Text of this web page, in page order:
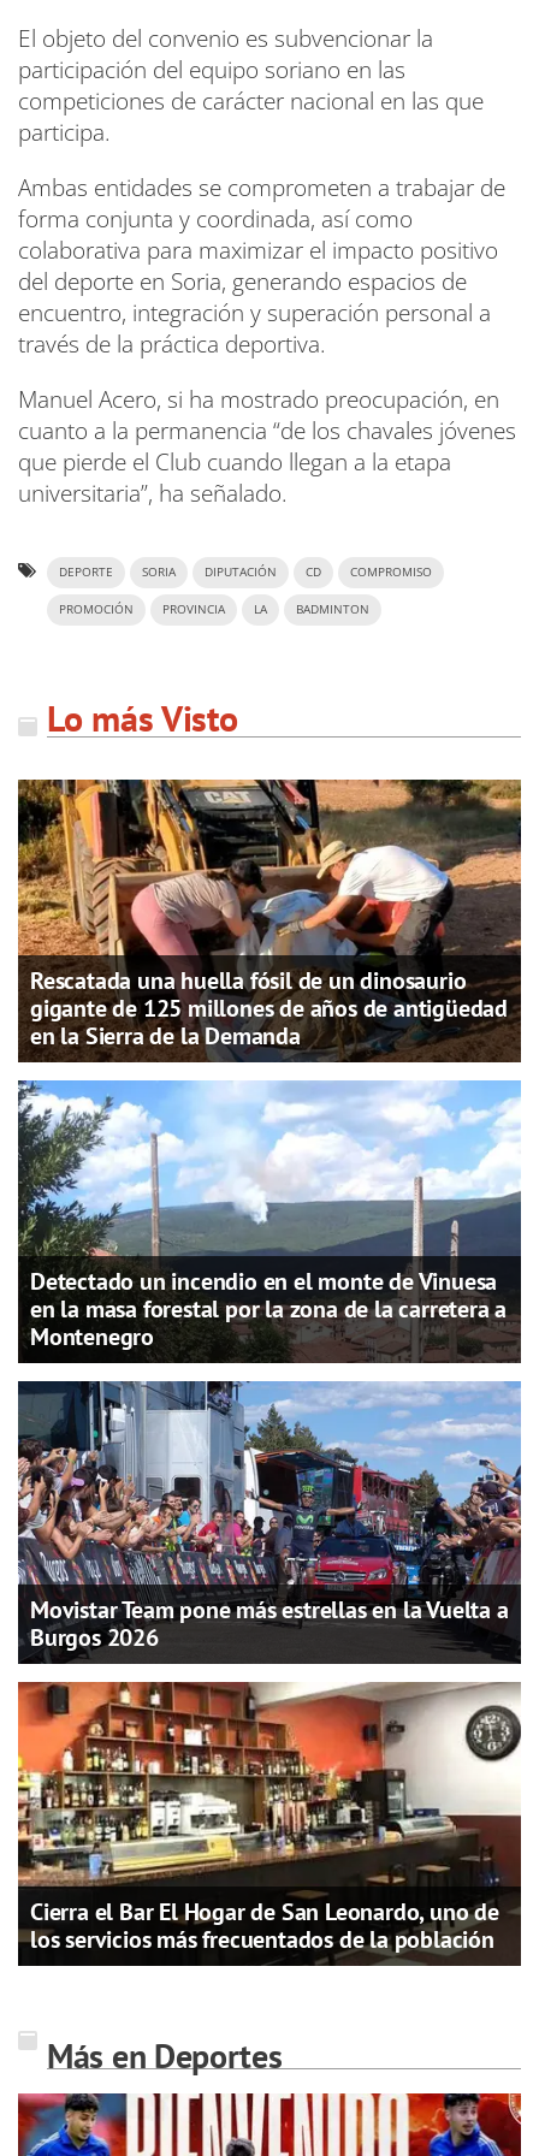
El objeto del convenio es subvencionar la
participación del equipo soriano en las
competiciones de carácter nacional en las que
participa.
Ambas entidades se comprometen a trabajar de
forma conjunta y coordinada, así como
colaborativa para maximizar el impacto positivo
del deporte en Soria, generando espacios de
encuentro, integración y superación personal a
través de la práctica deportiva.
Manuel Acero, si ha mostrado preocupación, en
cuanto a la permanencia “de los chavales jóvenes
que pierde el Club cuando llegan a la etapa
universitaria”, ha señalado.
DEPORTE SORIA DIPUTACIÓN CD COMPROMISO
PROMOCIÓN PROVINCIA LA BADMINTON
Lo más Visto
Rescatada una huella fósil de un dinosaurio
gigante de 125 millones de años de antigüedad
en la Sierra de la Demanda
Detectado un incendio en el monte de Vinuesa
en la masa forestal por la zona de la carretera a
Montenegro
Movistar Team pone más estrellas en la Vuelta a
Burgos 2026
Cierra el Bar El Hogar de San Leonardo, uno de
los servicios más frecuentados de la población
Más en Deportes